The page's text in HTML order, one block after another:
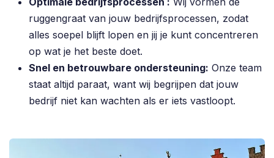
ruggengraat van jouw bedrijfsprocessen, zodat
alles soepel blijft lopen en jij je kunt concentreren
op wat je het beste doet.
Snel en betrouwbare ondersteuning: Onze team
staat altijd paraat, want wij begrijpen dat jouw
bedrijf niet kan wachten als er iets vastloopt.